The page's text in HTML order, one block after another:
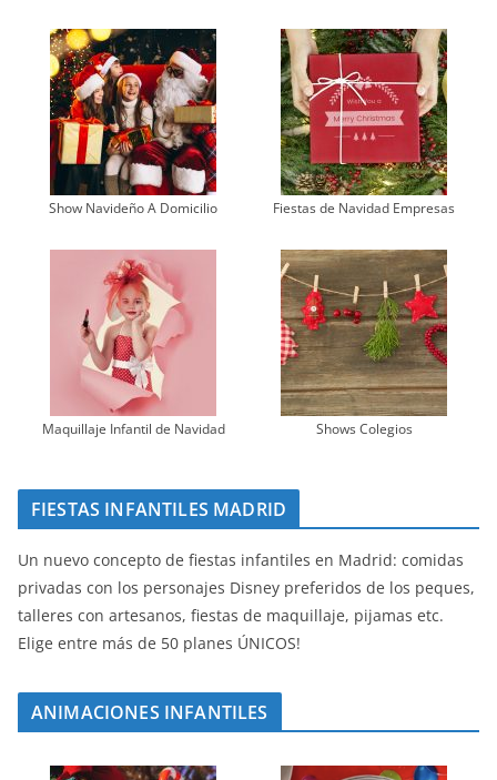
Show Navideño A Domicilio Fiestas de Navidad Empresas
Maquillaje Infantil de Navidad Shows Colegios
FIESTAS INFANTILES MADRID
Un nuevo concepto de fiestas infantiles en Madrid: comidas
privadas con los personajes Disney preferidos de los peques,
talleres con artesanos, fiestas de maquillaje, pijamas etc.
Elige entre más de 50 planes ÚNICOS!
ANIMACIONES INFANTILES